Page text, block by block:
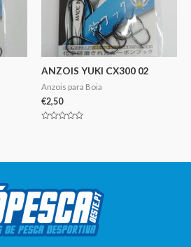
ANZOIS YUKI CX300 02
Anzois para Boia
€2,50